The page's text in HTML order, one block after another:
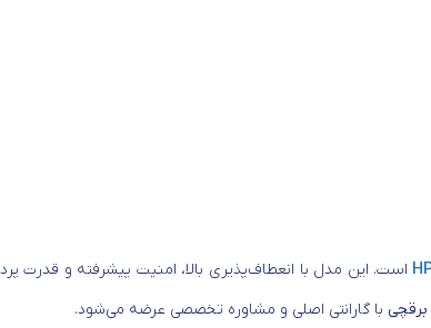
است. این مدل با انعطاف‌پذیری بالا، امنیت پیشرفته و قدرت
برقچی با گارانتی اصلی و مشاوره تخصصی عرضه می‌شود.